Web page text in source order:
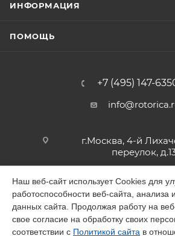
ИНФОРМАЦИЯ
ПОМОЩЬ
+7 (495) 147-
г.Москва, 4-й
переулок,
2026 © GALAGAR
Наш веб-сайт использует Cookies для
работоспособности веб-сайта, анализа
данных сайта. Продолжая работу на
свое согласие на обработку своих
соответствии с Политикой сайта в